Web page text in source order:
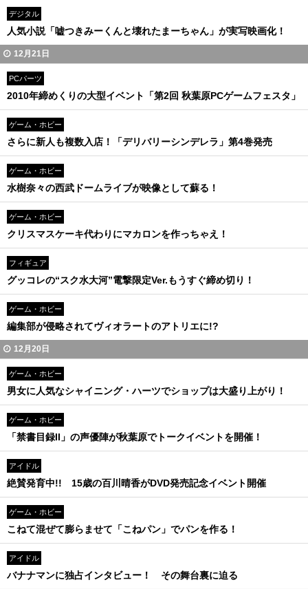
デジタル
人気小説「嘘つきみーくんと壊れたまーちゃん」が実写映画化！
12月21日
PCパーツ
2010年締めくりの大型イベント「第2回 秋葉原PCゲームフェスタ」
ゲーム・ホビー
さらに新人も複数入店！「デリバリーシンデレラ」第4巻発売
ゲーム・ホビー
水樹奈々の西武ドームライブが映像として蘇る！
ゲーム・ホビー
クリスマスケーキ代わりにマカロンを作っちゃえ！
フィギュア
グッコレの“スク水大河”電撃限定Ver.もうすぐ締め切り！
ゲーム・ホビー
編集部が侵略されてヴィオラートのアトリエに!?
12月20日
ゲーム・ホビー
男女に人気なシャイニング・ハーツでショップは大盛り上がり！
ゲーム・ホビー
「禁書目録II」の声優陣が秋葉原でトークイベントを開催！
アイドル
絶賛発育中!! 15歳の百川晴香がDVD発売記念イベント開催
ゲーム・ホビー
こねて混ぜて膨らませて「こねパン」でパンを作る！
アイドル
バナナマンに独占インタビュー！ その舞台裏に迫る